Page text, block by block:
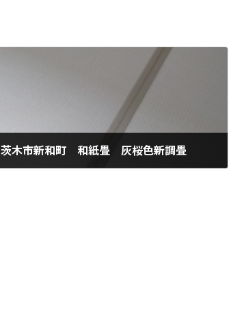
茨木市新和町 和紙畳 灰桜色新調畳